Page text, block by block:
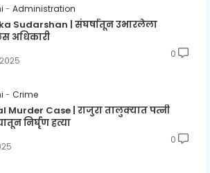
Administration
Sudarshan | संघर्षातून उभारलेला
अधिकारी
0
Crime
Murder Case | राजुरा तालुक्यात पत्नी
निर्घृण हत्या
0